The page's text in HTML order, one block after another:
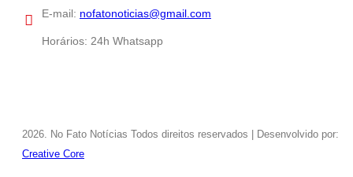
E-mail: nofatonoticias@gmail.com
Horários: 24h Whatsapp
2026 . No Fato Notícias Todos direitos reservados | Desenvolvido por:
Creative Core